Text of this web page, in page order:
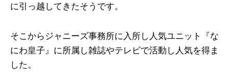
に引っ越してきたそうです。
そこからジャニーズ事務所に入所し人気ユニット『な
にわ皇子』に所属し雑誌やテレビで活動し人気を得ま
した。